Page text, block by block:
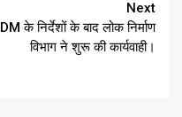
Next
DM के निर्देशों के बाद लोक निर्माण
विभाग ने शुरू की कार्यवाही।